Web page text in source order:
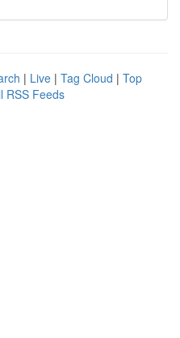
| Live | Tag Cloud | Top
RSS Feeds